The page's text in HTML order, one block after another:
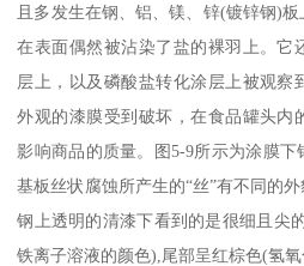
且多发生在钢、铝、镁、锌(镀锌钢)
在表面偶然被沾染了盐的裸羽上。它
层上，以及磷酸盐转化涂层上被观察
外观的漆膜受到破坏，在食品罐头内
影响商品的质量。图5-9所示为涂膜
基板丝状腐蚀所产生的“丝”有不同的
钢上透明的清漆下看到的是很细且尖
铁离子溶液的颜色),尾部呈红棕色(氢氧